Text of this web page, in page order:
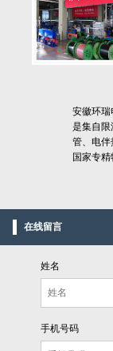
安徽环瑞
是集自
管、电
国家专精
在线留言
姓名
手机号码